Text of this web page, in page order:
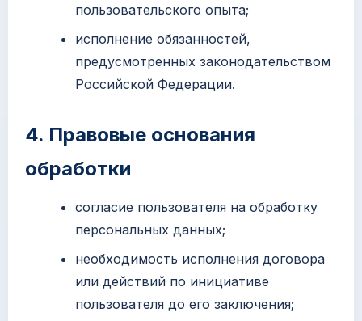
пользовательского опыта;
исполнение обязанностей,
предусмотренных законодательством
Российской Федерации.
4. Правовые основания
обработки
согласие пользователя на обработку
персональных данных;
необходимость исполнения договора
или действий по инициативе
пользователя до его заключения;